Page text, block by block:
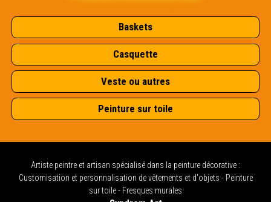
Baskets
Casquette
Veste ou autres
Peinture sur toile
Artiste peintre et artisan spécialisé dans la peinture décorative :
Customisation et personnalisation de vêtements et d'objets - Peinture
sur toile - Fresques murales